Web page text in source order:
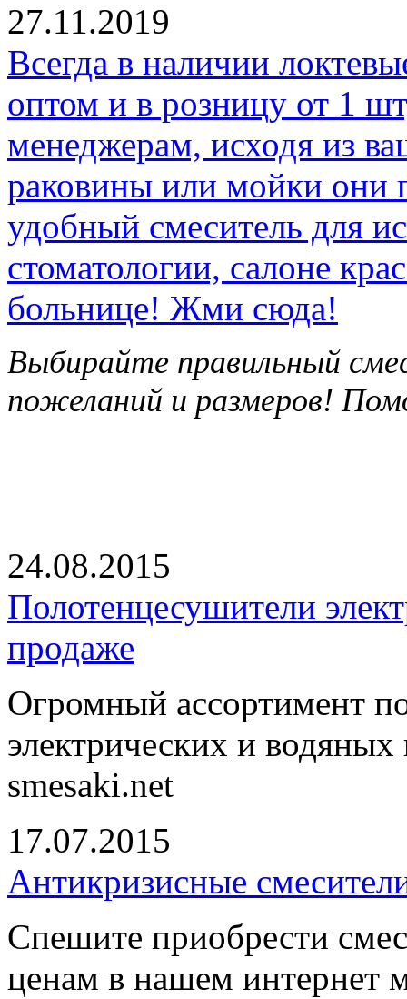
27.11.2019
Всегда в наличии
оптом и в розницу от 1
менеджерам, исходя из
раковины или мойки они
удобный смеситель для
стоматологии, салоне
больнице! Жми сюда!
Выбирайте правильный
пожеланий и размеров!
24.08.2015
Полотенцесушители
продаже
Огромный ассортимент
электрических и водяных
smesaki.net
17.07.2015
Антикризисные
Спешите приобрести
ценам в нашем интернет